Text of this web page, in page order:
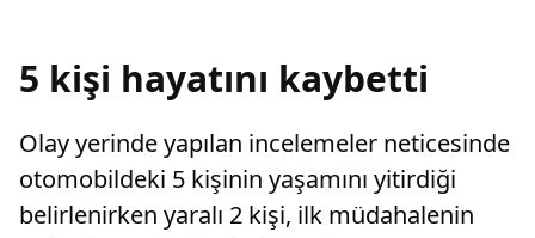
ediliyor
5 kişi hayatını kaybetti
Olay yerinde yapılan incelemeler neticesinde
otomobildeki 5 kişinin yaşamını yitirdiği
belirlenirken yaralı 2 kişi, ilk müdahalenin